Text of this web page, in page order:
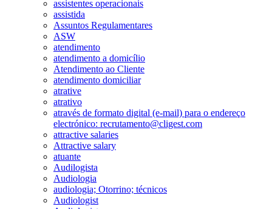
assistentes operacionais
assistida
Assuntos Regulamentares
ASW
atendimento
atendimento a domicílio
Atendimento ao Cliente
atendimento domiciliar
atrative
atrativo
através de formato digital (e-mail) para o endereço
electrónico: recrutamento@cligest.com
attractive salaries
Attractive salary
atuante
Audilogista
Audiologia
audiologia; Otorrino; técnicos
Audiologist